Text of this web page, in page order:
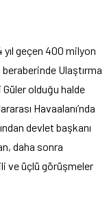
yıl geçen 400 milyon
Ulaştırma
Güler olduğu halde
Havaalanı’nda
devlet başkanı
daha sonra
ve üçlü görüşmeler